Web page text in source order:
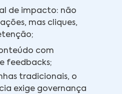
de impacto: não
mas cliques,
com
feedbacks;
tradicionais, o
exige governança